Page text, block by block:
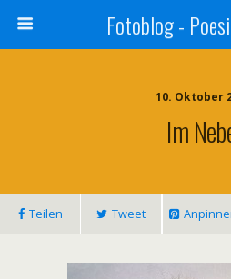
Fotoblog -
10. Oktober
Im
Teilen Tweet